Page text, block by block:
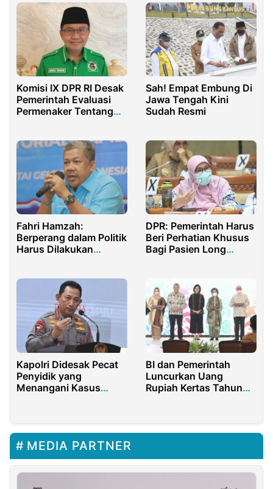
Komisi IX DPR RI Desak
Pemerintah Evaluasi
Permenaker Tentang
Sah! Empat Embung Di
Jawa Tengah Kini
Sudah Resmi
Fahri Hamzah:
Berperang dalam Politik
Harus Dilakukan
DPR: Pemerintah Harus
Beri Perhatian Khusus
Bagi Pasien Long
Kapolri Didesak Pecat
Penyidik yang
Menangani Kasus
BI dan Pemerintah
Luncurkan Uang
Rupiah Kertas Tahun
MEDIA PARTNER